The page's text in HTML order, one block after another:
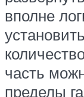
вполне
часть
пределы